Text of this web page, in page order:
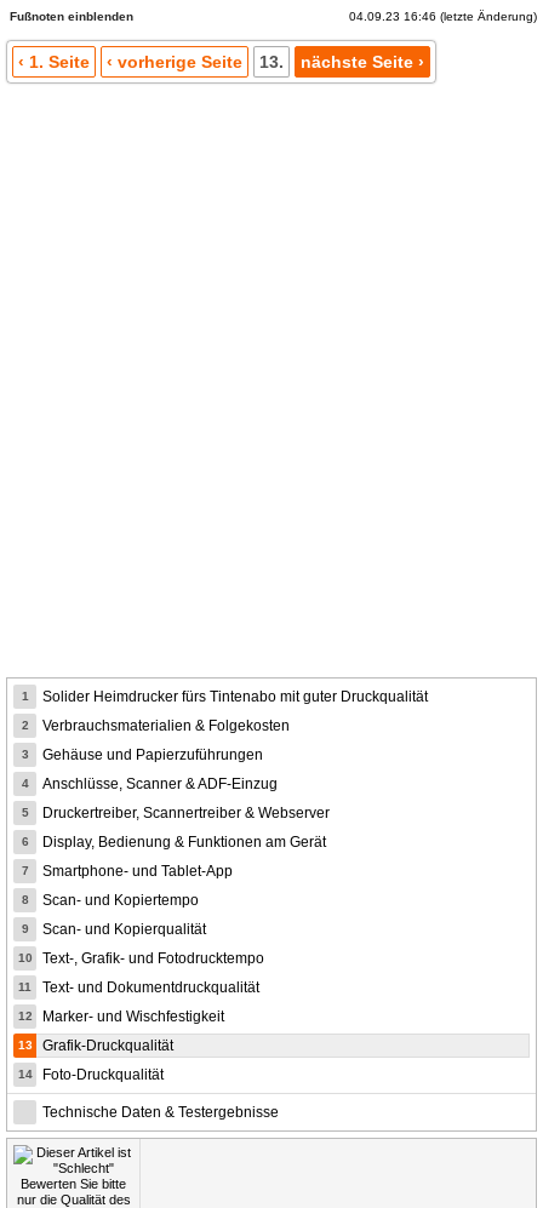
04.09.23 16:46 (letzte Änderung)
Fußnoten
‹ 1. Seite ‹ vorherige Seite 13. nächste Seite ›
1 Solider Heimdrucker fürs Tintenabo mit guter Druckqualität
2 Verbrauchsmaterialien & Folgekosten
3 Gehäuse und Papierzuführungen
4 Anschlüsse, Scanner & ADF-Einzug
5 Druckertreiber, Scannertreiber & Webserver
6 Display, Bedienung & Funktionen am Gerät
7 Smartphone- und Tablet-App
8 Scan- und Kopiertempo
9 Scan- und Kopierqualität
10 Text-, Grafik- und Fotodrucktempo
11 Text- und Dokumentdruckqualität
12 Marker- und Wischfestigkeit
13 Grafik-Druckqualität
14 Foto-Druckqualität
Technische Daten & Testergebnisse